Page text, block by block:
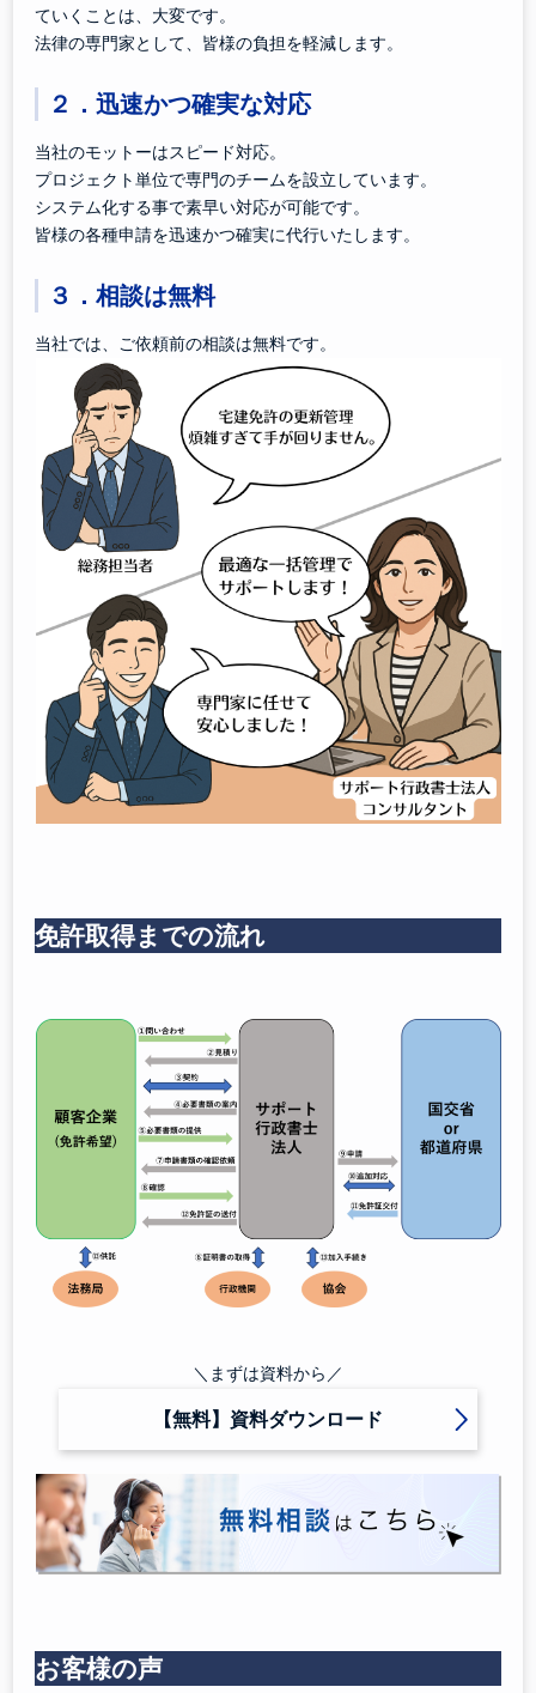
ていくことは、大変です。
法律の専門家として、皆様の負担を軽減します。
２．迅速かつ確実な対応
当社のモットーはスピード対応。
プロジェクト単位で専門のチームを設立しています。
システム化する事で素早い対応が可能です。
皆様の各種申請を迅速かつ確実に代行いたします。
３．相談は無料
当社では、ご依頼前の相談は無料です。
免許取得までの流れ
＼まずは資料から／
【無料】資料ダウンロード
お客様の声